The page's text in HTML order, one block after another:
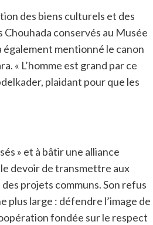
des biens culturels et des
Chouhada conservés au Musée
également mentionné le canon
« L’homme est grand par ce
plaidant pour que les
» et à bâtir une alliance
le devoir de transmettre aux
projets communs. Son refus
plus large : défendre l’image de
fondée sur le respect